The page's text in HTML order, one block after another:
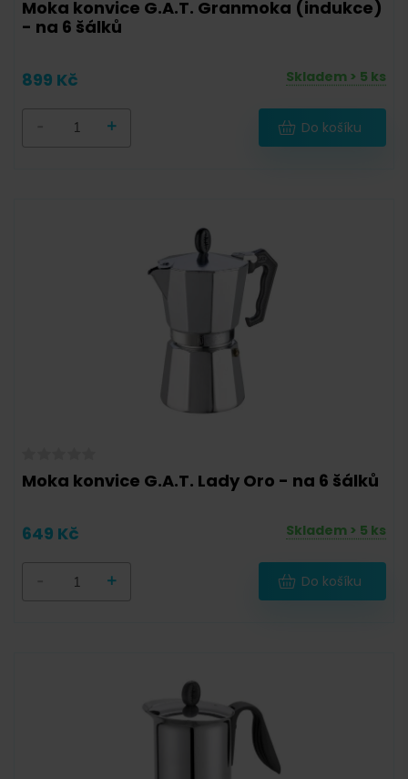
Moka konvice G.A.T. Granmoka (indukce)
- na 6 šálků
899 Kč Skladem > 5 ks
+ Do košíku
Moka konvice G.A.T. Lady Oro - na 6 šálků
649 Kč Skladem > 5 ks
+ Do košíku